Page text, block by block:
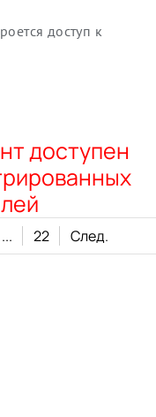
доступ к
доступен
... 22 След.